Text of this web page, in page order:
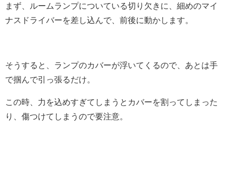
まず、ルームランプについている切り欠きに、細めのマイ
ナスドライバーを差し込んで、前後に動かします。
そうすると、ランプのカバーが浮いてくるので、あとは手
で掴んで引っ張るだけ。
この時、力を込めすぎてしまうとカバーを割ってしまった
り、傷つけてしまうので要注意。